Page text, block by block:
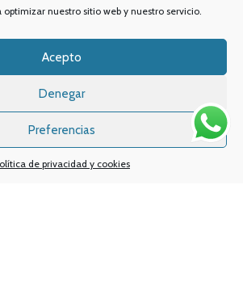
nuestro sitio web y nuestro servicio.
Acepto
Denegar
Preferencias
de privacidad y cookies
WATSSAPP:
Email:info@vapeo.es